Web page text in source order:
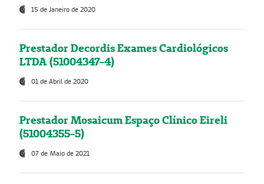
15 de Janeiro de 2020
Prestador Decordis Exames Cardiológicos
LTDA (51004347-4)
01 de Abril de 2020
Prestador Mosaicum Espaço Clínico Eireli
(51004355-5)
07 de Maio de 2021